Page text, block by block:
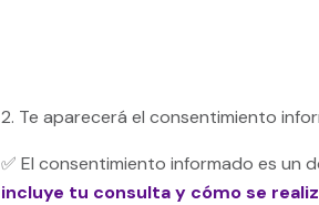
2. Te aparecerá el consentimiento
✅El consentimiento informado es un
incluye tu consulta y cómo se